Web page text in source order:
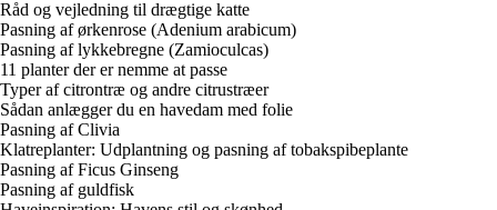
Råd og vejledning til drægtige katte
Pasning af ørkenrose (Adenium arabicum)
Pasning af lykkebregne (Zamioculcas)
11 planter der er nemme at passe
Typer af citrontræ og andre citrustræer
Sådan anlægger du en havedam med folie
Pasning af Clivia
Klatreplanter: Udplantning og pasning af tobakspibeplante
Pasning af Ficus Ginseng
Pasning af guldfisk